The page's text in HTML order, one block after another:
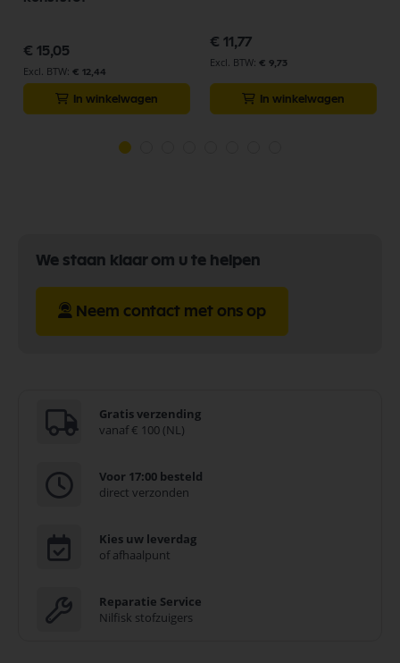
€ 15,05
€ 12,44
In winkelwagen
€ 11,77
€ 9,73
In winkelwagen
We staan klaar om u te helpen
Neem contact met ons op
Gratis verzending
vanaf € 100 (NL)
Voor 17:00 besteld
direct verzonden
Kies uw leverdag
of afhaalpunt
Reparatie Service
Nilfisk stofzuigers